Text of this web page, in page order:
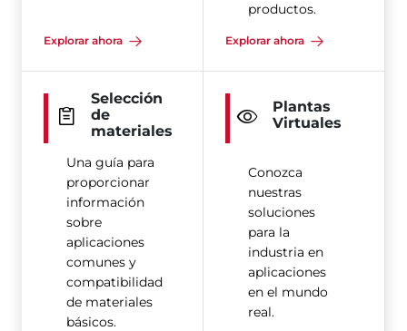
Explorar ahora
productos.
Explorar ahora
Selección
de
materiales
Una guía para
proporcionar
información
sobre
aplicaciones
comunes y
compatibilidad
de materiales
básicos.
Plantas
Virtuales
Conozca
nuestras
soluciones
para la
industria en
aplicaciones
en el mundo
real.